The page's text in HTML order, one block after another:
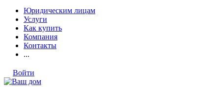
Юридическим лицам
Услуги
Как купить
Компания
Контакты
...
Войти